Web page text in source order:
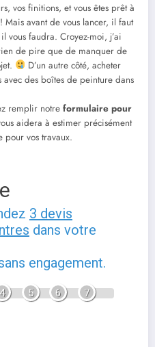
vos finitions, et vous êtes prêt à
avant de vous lancer, il faut
faudra. Croyez-moi, j’ai
de pire que de manquer de
D’un autre côté, acheter
des boîtes de peinture dans
remplir notre formulaire pour
aidera à estimer précisément
pour vos travaux.
3 devis
dans votre
engagement.
4 5 6 7